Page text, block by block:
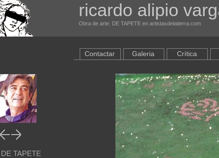
ricardo alipio
Obra de arte: DE TAPETE en artistasdelatierra.com
DE TAPETE
Contactar Galeria Crítica